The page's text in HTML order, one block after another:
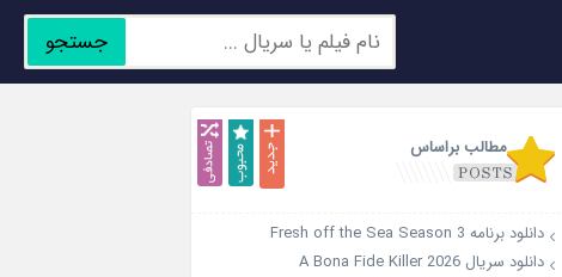
جستجو
مطالب براساس
دانلود برنامه Fresh off the Sea Season 3
دانلود سریال A Bona Fide Killer 2026